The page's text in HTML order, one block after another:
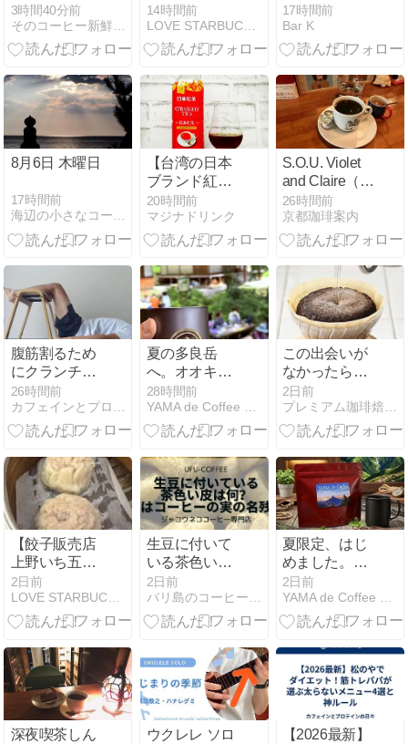
~ペギー葉
山・ダークダ
ックス~
3時間40分前
オープン！！
14時間前
LOVE STARBUCKS COFFEE
Curaçao
Cooler
17時間前
Bar K
8月6日 木曜日
17時間前
【台湾の日本
ブランド紅
茶】「日東紅
茶 經典紅茶」
を買って飲ん
20時間前
マジナドリンク
S.O.U. Violet
and Claire（出
町柳 桝形商店
街）
26時間前
京都珈琲案内
腹筋割るため
にクランチを
100回やって
みた。
26時間前
夏の多良岳
へ。オオキツ
ネノカミソリ
と、山小屋の
アイスコーヒ
28時間前
この出会いが
なかったら、
私は一生珈琲
とは縁のない
人生だったの
2日前
プレミアム珈琲焙煎士 山口耕一のブログ
【餃子販売店
上野いち五
郎】
2日前
LOVE STARBUCKS COFFEE
生豆に付いて
いる茶色い皮
は何？実はコ
ーヒーの実の
名残です。
2日前
夏限定、はじ
めました。
Summit
Summer——3
種ブレンドの
ンドパック。
2日前
深夜喫茶しん
ウクレレ ソロ
【2026最新】